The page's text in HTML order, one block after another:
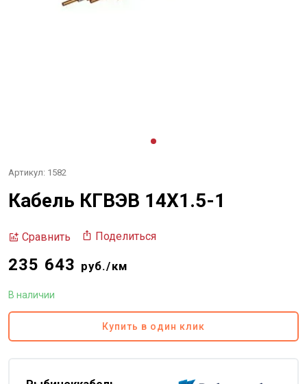
Артикул: 1582
Кабель КГВЭВ 14Х1.5-1
Сравнить Поделиться
235 643 руб./км
В наличии
Купить в один клик